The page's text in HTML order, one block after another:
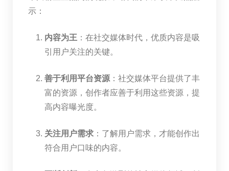
示：
内容为王 ：在社交媒体时代，优质内容是吸
引用户关注的关键。
善于利用平台资源：社交媒体平台提供了丰
富的资源，创作者应善于利用这些资源，提
高内容曝光度。
关注用户需求：了解用户需求，才能创作出
符合用户口味的内容。